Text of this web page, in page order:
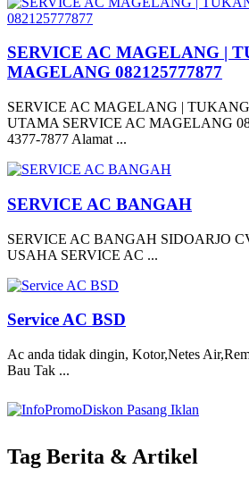
SERVICE AC MAGELANG |
MAGELANG 082125777877
SERVICE AC MAGELANG |
UTAMA SERVICE AC MAGELANG
4377-7877 Alamat ...
SERVICE AC BANGAH
SERVICE AC BANGAH SIDOARJO
USAHA SERVICE AC ...
Service AC BSD
Ac anda tidak dingin, Kotor,Netes
Bau Tak ...
Tag Berita & Artikel